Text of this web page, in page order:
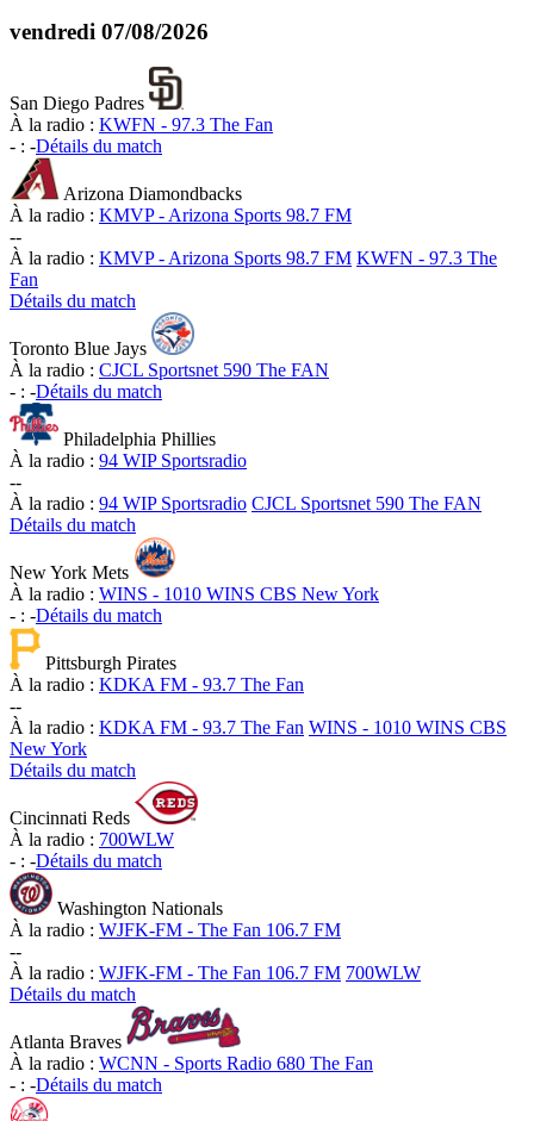
vendredi 07/08/2026
San Diego Padres
À la radio : KWFN - 97.3 The Fan
- : -Détails du match
Arizona Diamondbacks
À la radio : KMVP - Arizona Sports 98.7 FM
--
À la radio : KMVP - Arizona Sports 98.7 FM KWFN - 97.3 The
Fan
Détails du match
Toronto Blue Jays
À la radio : CJCL Sportsnet 590 The FAN
- : -Détails du match
Philadelphia Phillies
À la radio : 94 WIP Sportsradio
--
À la radio : 94 WIP Sportsradio CJCL Sportsnet 590 The FAN
Détails du match
New York Mets
À la radio : WINS - 1010 WINS CBS New York
- : -Détails du match
Pittsburgh Pirates
À la radio : KDKA FM - 93.7 The Fan
--
À la radio : KDKA FM - 93.7 The Fan WINS - 1010 WINS CBS
New York
Détails du match
Cincinnati Reds
À la radio : 700WLW
- : -Détails du match
Washington Nationals
À la radio : WJFK-FM - The Fan 106.7 FM
--
À la radio : WJFK-FM - The Fan 106.7 FM 700WLW
Détails du match
Atlanta Braves
À la radio : WCNN - Sports Radio 680 The Fan
- : -Détails du match